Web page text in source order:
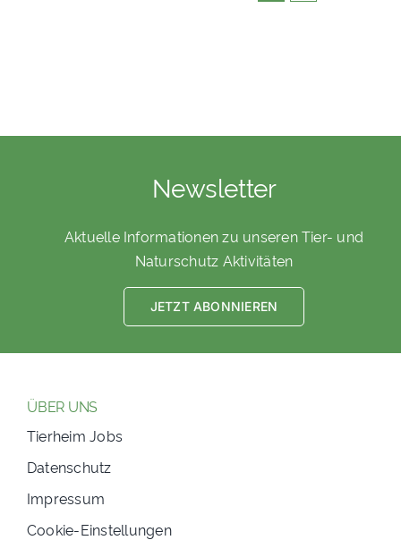
Newsletter
Aktuelle Informationen zu unseren Tier- und
Naturschutz Aktivitäten
JETZT ABONNIEREN
ÜBER UNS
Tierheim Jobs
Datenschutz
Impressum
Cookie-Einstellungen